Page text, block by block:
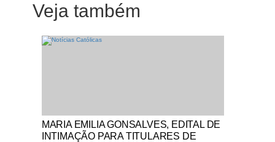
Veja também
Notícias Católicas
MARIA EMILIA GONSALVES, EDITAL DE
INTIMAÇÃO PARA TITULARES DE